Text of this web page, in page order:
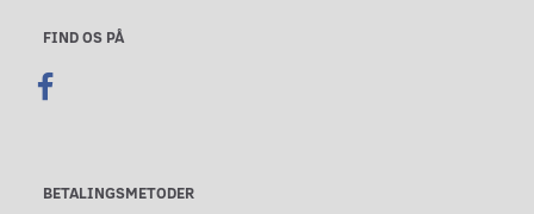
FIND OS PÅ
BETALINGSMETODER